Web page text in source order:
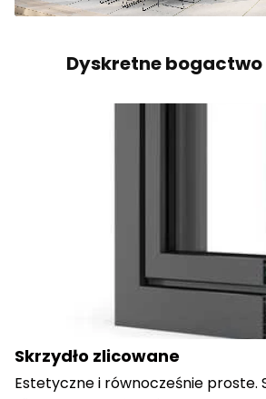
Dyskretne
Skrzydło zlicowane
Estetyczne i równocześnie proste.